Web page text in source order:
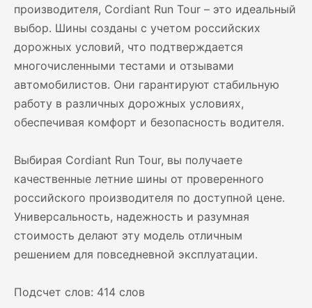
производителя, Cordiant Run Tour – это идеальный
выбор. Шины созданы с учетом российских
дорожных условий, что подтверждается
многочисленными тестами и отзывами
автомобилистов. Они гарантируют стабильную
работу в различных дорожных условиях,
обеспечивая комфорт и безопасность водителя.
Выбирая Cordiant Run Tour, вы получаете
качественные летние шины от проверенного
российского производителя по доступной цене.
Универсальность, надежность и разумная
стоимость делают эту модель отличным
решением для повседневной эксплуатации.
Подсчет слов: 414 слов